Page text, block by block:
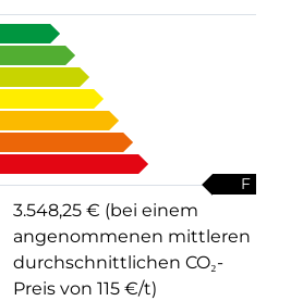
F
3.548,25 € (bei einem
angenommenen mittleren
durchschnittlichen CO₂-
Preis von 115 €/t)